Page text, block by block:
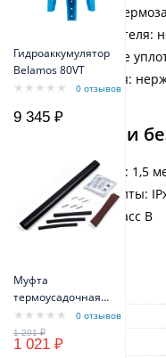
Гидроаккумулятор
Belamos 80VT
0 отзывов
9 345 ₽
Муфта
термоусадочная
МТК 3x1,5 мм -
3x2,5мм
0 отзывов
1 021 ₽
Встроенная
Корпус
Механическое
Вал двигателя:
Исполнение и
Длина кабеля: 1,5
Степень защиты:
Изоляция: класс B
Артикул
Тип насоса
Производитель